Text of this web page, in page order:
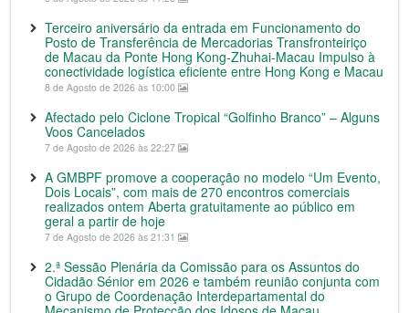
Terceiro aniversário da entrada em Funcionamento do
Posto de Transferência de Mercadorias Transfronteiriço
de Macau da Ponte Hong Kong-Zhuhai-Macau Impulso à
conectividade logística eficiente entre Hong Kong e Macau
8 de Agosto de 2026 às 10:00
Afectado pelo Ciclone Tropical “Golfinho Branco” – Alguns
Voos Cancelados
7 de Agosto de 2026 às 22:27
A GMBPF promove a cooperação no modelo “Um Evento,
Dois Locais”, com mais de 270 encontros comerciais
realizados ontem Aberta gratuitamente ao público em
geral a partir de hoje
7 de Agosto de 2026 às 21:31
2.ª Sessão Plenária da Comissão para os Assuntos do
Cidadão Sénior em 2026 e também reunião conjunta com
o Grupo de Coordenação Interdepartamental do